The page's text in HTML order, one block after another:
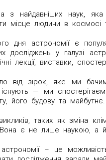
з найдавніших наук, яка
місце людини в космосі
дня астрономії є
досліджень у галузі
лекції, виставки,
від зірок, яке ми
— ми
його будову та майбутнє.
таких як зміна
Вона є не лише наукою, а
астрономії – це